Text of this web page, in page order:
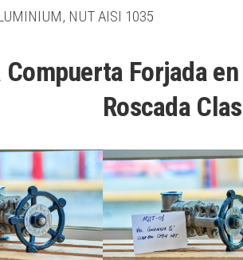
NUT AISI 1035
Forjada
Roscada